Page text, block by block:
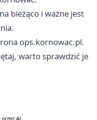
bieżąco i ważne jest
ops.kornowac.pl.
warto sprawdzić je